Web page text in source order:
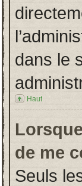
dans le
Haut
de me
Seuls